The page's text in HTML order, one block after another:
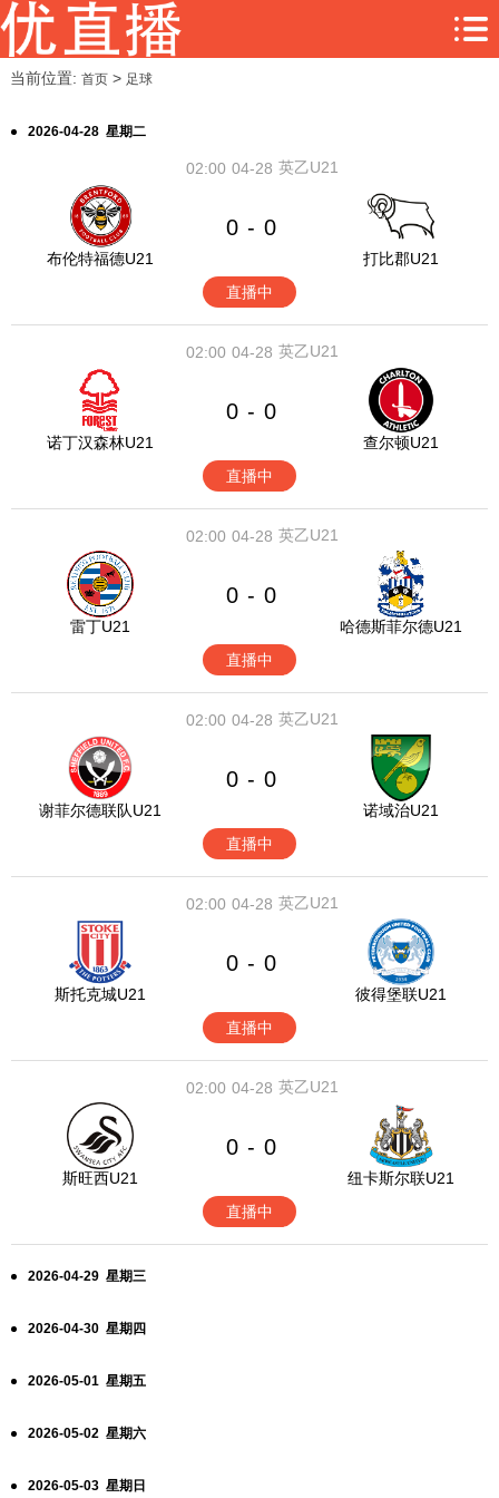
当前位置: 首页> 足球
2026-04-28 星期二
04-28
02:00 英乙U21
布伦特福德U21
0 - 0
打比郡U21
直播中
04-28
02:00 英乙U21
诺丁汉森林U21
0 - 0
查尔顿U21
直播中
04-28
02:00 英乙U21
雷丁U21
0 - 0
哈德斯菲尔德U21
直播中
04-28
02:00 英乙U21
谢菲尔德联队U21
0 - 0
诺域治U21
直播中
04-28
02:00 英乙U21
斯托克城U21
0 - 0
彼得堡联U21
直播中
04-28
02:00 英乙U21
斯旺西U21
0 - 0
纽卡斯尔联U21
直播中
2026-04-29 星期三
2026-04-30 星期四
2026-05-01 星期五
2026-05-02 星期六
2026-05-03 星期日